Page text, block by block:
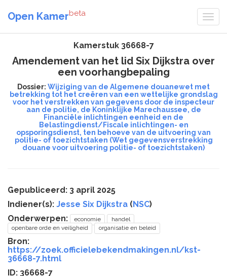
Open Kamerbeta
Kamerstuk 36668-7
Amendement van het lid Six Dijkstra over
een voorhangbepaling
Dossier: Wijziging van de Algemene douanewet met
betrekking tot het creëren van een wettelijke grondslag
voor het verstrekken van gegevens door de inspecteur
aan de politie, de Koninklijke Marechaussee, de
Financiële inlichtingen eenheid en de
Belastingdienst/Fiscale inlichtingen- en
opsporingsdienst, ten behoeve van de uitvoering van
politie- of toezichtstaken (Wet gegevensverstrekking
douane voor uitvoering politie- of toezichtstaken)
Gepubliceerd: 3 april 2025
Indiener(s): Jesse Six Dijkstra (NSC)
Onderwerpen:
economie
handel
openbare orde en veiligheid
organisatie en beleid
Bron:
https://zoek.officielebekendmakingen.nl/kst-
36668-7.html
ID: 36668-7